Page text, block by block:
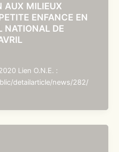
AUX MILIEUX
ENFANCE EN
NATIONAL DE
Lien O.N.E. :
detailarticle/news/282/